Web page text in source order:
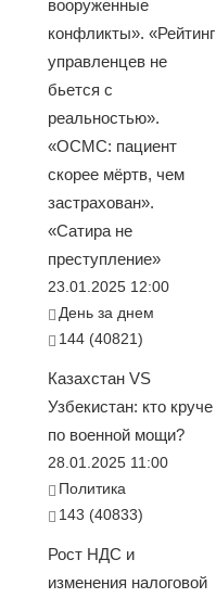
вооруженные
конфликты». «Рейтинг
управленцев не
бьется с
реальностью».
«ОСМС: пациент
скорее мёртв, чем
застрахован».
«Сатира не
преступление»
23.01.2025 12:00
День за днем
144 (40821)
Казахстан VS
Узбекистан: кто круче
по военной мощи?
28.01.2025 11:00
Политика
143 (40833)
Рост НДС и
изменения налоговой